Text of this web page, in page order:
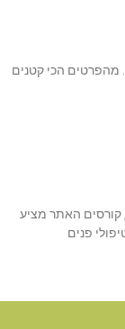
הכי קטנים
קורסים האתר מציע
פנים